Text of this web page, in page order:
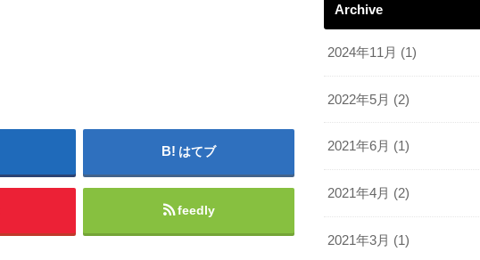
はてブ
feedly
Archive
2024年11月 (1)
2022年5月 (2)
2021年6月 (1)
2021年4月 (2)
2021年3月 (1)